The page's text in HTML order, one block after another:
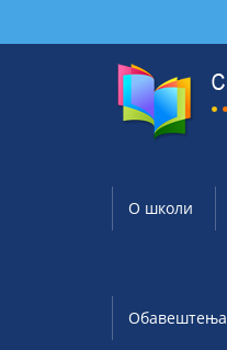
О школи
Обавештења